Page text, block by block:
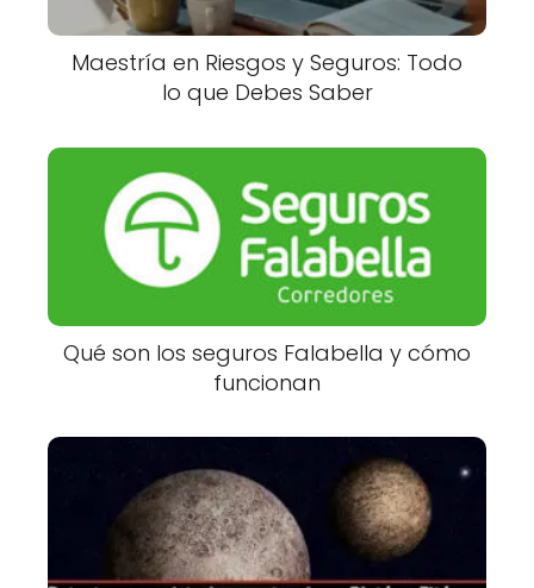
Maestría en Riesgos y Seguros: Todo
lo que Debes Saber
Qué son los seguros Falabella y cómo
funcionan